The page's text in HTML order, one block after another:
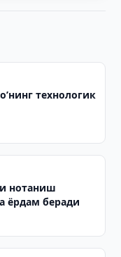
технологик
нотаниш
ёрдам беради